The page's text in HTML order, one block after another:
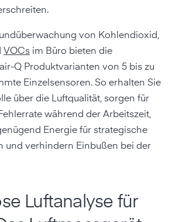
von Kohlendioxid,
VOCs im Büro bieten die
Q Produktvarianten von 5 bis zu
Einzelsensoren. So erhalten Sie
über die Luftqualität, sorgen für
während der Arbeitszeit,
Energie für strategische
und verhindern Einbußen bei der
Luftanalyse für